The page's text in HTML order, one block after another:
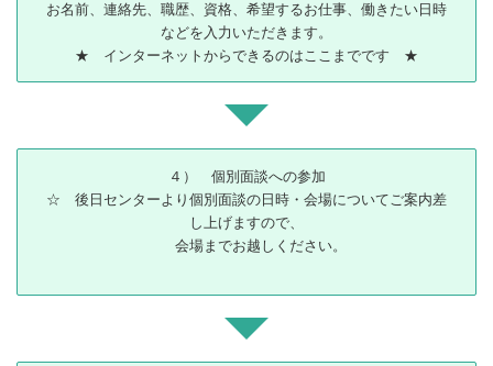
お名前、連絡先、職歴、資格、希望するお仕事、働きたい日時
などを入力いただきます。
★ インターネットからできるのはここまでです ★
４） 個別面談への参加
☆ 後日センターより個別面談の日時・会場についてご案内差
し上げますので、
会場までお越しください。